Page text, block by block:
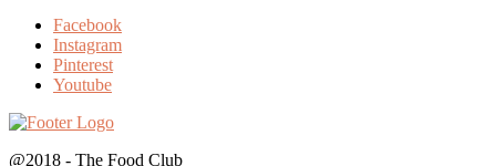
Facebook
Instagram
Pinterest
Youtube
@2018 - The Food Club